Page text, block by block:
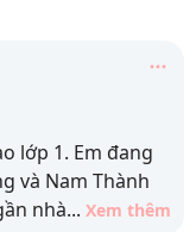
lớp 1. Em đang
và Nam Thành
nhà... Xem thêm